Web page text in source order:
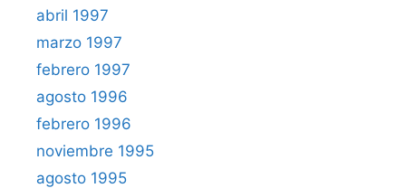
abril 1997
marzo 1997
febrero 1997
agosto 1996
febrero 1996
noviembre 1995
agosto 1995